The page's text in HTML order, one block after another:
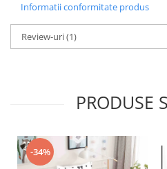
Informatii conformitate produs
Review-uri(1)
PRODUSE
-34%